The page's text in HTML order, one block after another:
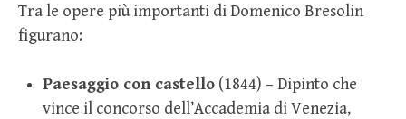
Tra le opere più importanti di Domenico Bresolin
figurano:
Paesaggio con castello (1844) – Dipinto che
vince il concorso dell’Accademia di Venezia,